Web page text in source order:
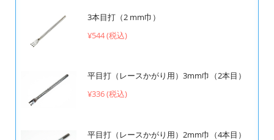
3本目打（2 mm巾）
¥544 (税込)
平目打（レースかがり用）3mm巾（2本目）
¥336 (税込)
平目打（レースかがり用）2mm巾（4本目）